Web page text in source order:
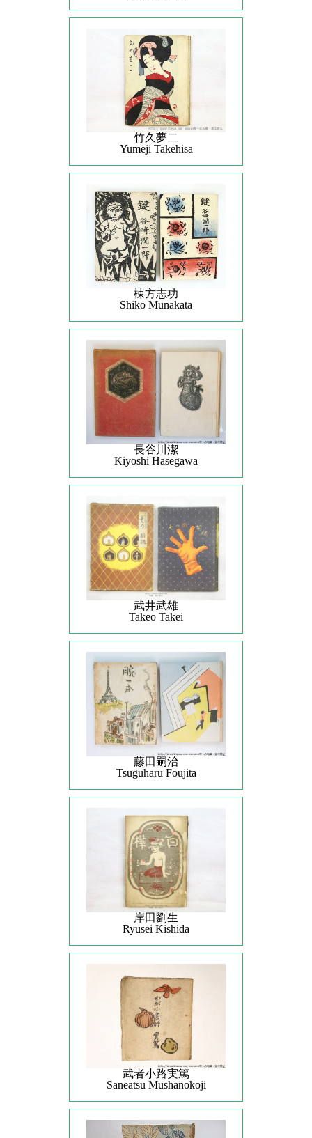
竹久夢二
Yumeji Takehisa
棟方志功
Shiko Munakata
長谷川潔
Kiyoshi Hasegawa
武井武雄
Takeo Takei
藤田嗣治
Tsuguharu Foujita
岸田劉生
Ryusei Kishida
武者小路実篤
Saneatsu Mushanokoji